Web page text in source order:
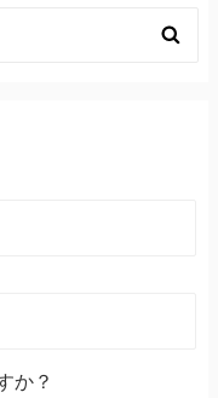
か？